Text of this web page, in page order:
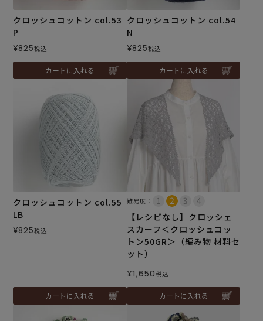
クロッシュコットン col.53
P
¥825税込
カートに入れる
クロッシュコットン col.54
N
¥825税込
カートに入れる
クロッシュコットン col.55
LB
¥825税込
カートに入れる
難易度：
【レシピなし】クロッシェ
スカーフ＜クロッシュコッ
トン50GR＞（編み物 材料セ
ット）
¥1,650税込
カートに入れる